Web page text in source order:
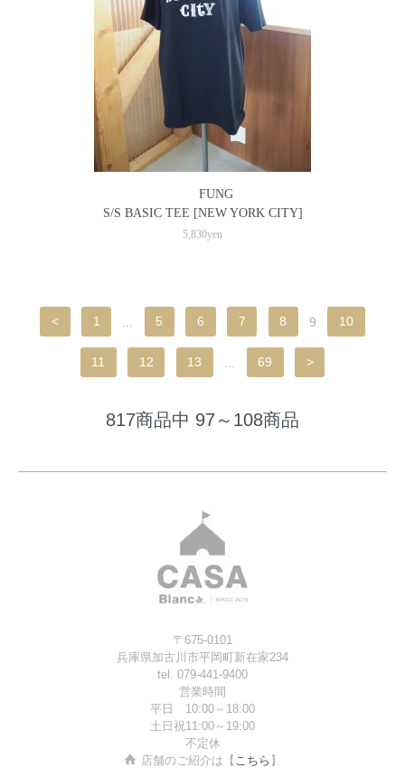
FUNG
S/S BASIC TEE [NEW YORK CITY]
5,830yen
< 1 5 6 7 8 9 10
11 12 13 69 >
817商品中 97～108商品
〒675-0101
兵庫県加古川市平岡町新在家234
tel. 079-441-9400
営業時間
平日 10:00～18:00
土日祝11:00～19:00
不定休
店舗のご紹介は【 こちら 】